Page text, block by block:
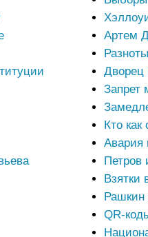
Артем
Дворец
Запрет
Кто как
Авария
Петров
Взятки
Рашкин
QR-